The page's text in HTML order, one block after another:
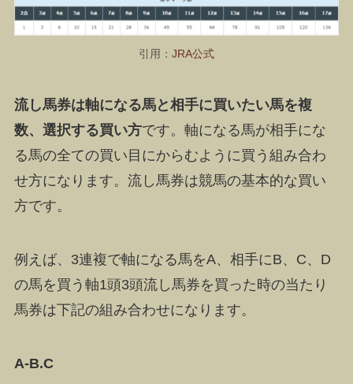
引用： JRA公式
流し馬券は軸になる馬と相手に買いたい馬を複
数、選択する買い方です。軸になる馬が相手にな
る馬の全ての買い目にからむように買う組み合わ
せ方になります。流し馬券は競馬の基本的な買い
方です。
例えば、3連複で軸になる馬をA、相手にB、C、D
の馬を買う軸1頭3頭流し馬券を買った時の当たり
馬券は下記の組み合わせになります。
A-B.C